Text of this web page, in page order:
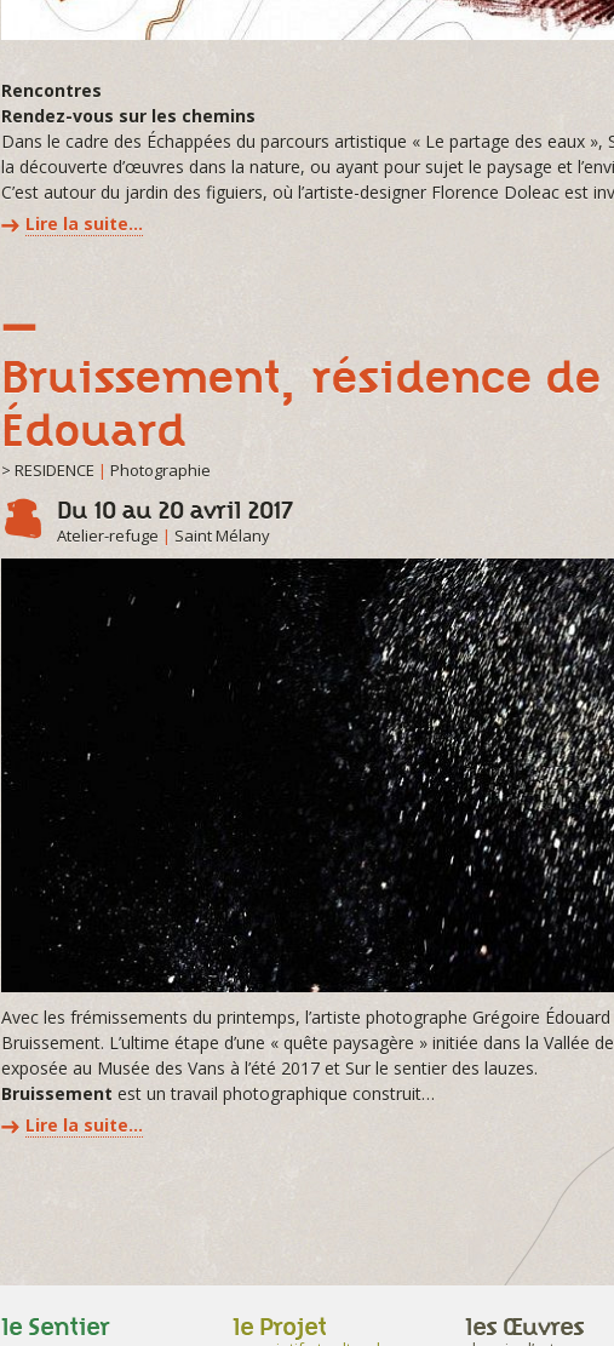
Rencontres
Rendez-vous sur les chemins
Dans le cadre des Échappées du parcours artistique « Le partage des eaux »,
la découverte d’œuvres dans la nature, ou ayant pour sujet le paysage et
C’est autour du jardin des figuiers, où l’artiste-designer Florence Doleac est
Lire la suite…
Bruissement, résidence de
Édouard
> RESIDENCE | Photographie
Du 10 au 20 avril 2017
Atelier-refuge | Saint Mélany
Avec les frémissements du printemps, l’artiste photographe Grégoire
Bruissement. L’ultime étape d’une « quête paysagère » initiée dans la Vallée
exposée au Musée des Vans à l’été 2017 et Sur le sentier des lauzes.
Bruissement est un travail photographique construit…
Lire la suite…
le Sentier le Projet les Œuvres